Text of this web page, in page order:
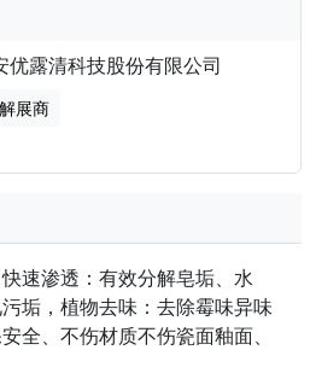
优露清科技股份有限公司
展商
速渗透：有效分解皂垢、水
垢，植物去味：去除霉味异味
全、不伤材质不伤瓷面釉面、